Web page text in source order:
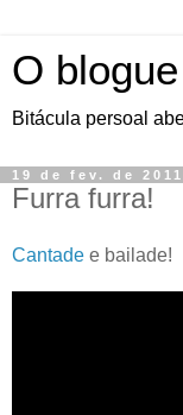
O
Bitácula persoal
19 de fev. de 2011
Furra furra!
Cantade e bailade!